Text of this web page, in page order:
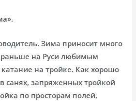
Зима приносит много
раньше на Руси любимым
на тройке. Как хорошо
санях, запряженных тройкой
по просторам полей,